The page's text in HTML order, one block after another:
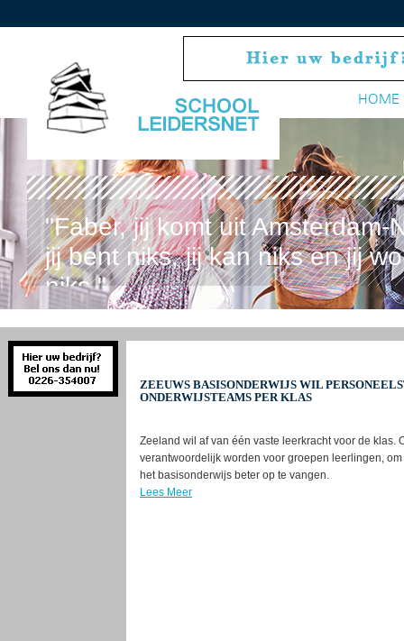
HOME
"Faber, jij komt uit Amsterdam-
jij bent niks, jij kan niks en jij
niks."
ZEEUWS BASISONDERWIJS WIL
ONDERWIJSTEAMS PER KLAS
Zeeland wil af van één vaste leerkracht voor de klas.
verantwoordelijk worden voor groepen leerlingen,
het basisonderwijs beter op te vangen.
Lees Meer